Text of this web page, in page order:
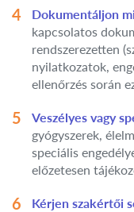
Dokumentáljon
kapcsolatos
rendszerezetten
nyilatkozatok,
ellenőrzés során
Veszélyes vagy
gyógyszerek,
speciális
előzetesen
Kérjen szakértői